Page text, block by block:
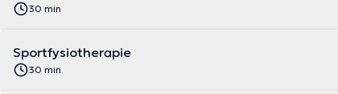
30 min
Sportfysiotherapie
30 min